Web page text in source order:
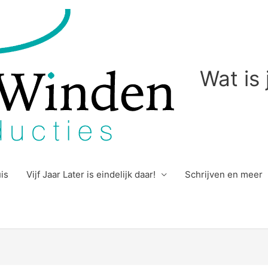
Wat is
Vijf Jaar Later is eindelijk daar! Schrijven en meer